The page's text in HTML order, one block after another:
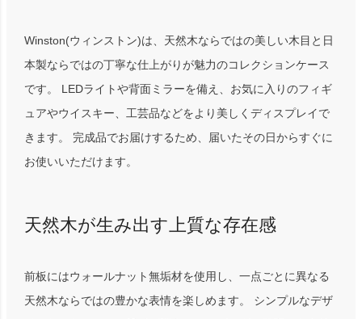
Winston(ウィンストン)は、天然木ならではの美しい木目と日
本製ならではの丁寧な仕上がりが魅力のコレクションケース
です。 LEDライトや背面ミラーを備え、お気に入りのフィギ
ュアやウイスキー、工芸品などをより美しくディスプレイで
きます。 完成品でお届けするため、届いたその日からすぐに
お使いいただけます。
天然木が生み出す上質な存在感
前板にはウォールナット無垢材を使用し、一点ごとに異なる
天然木ならではの豊かな表情を楽しめます。 シンプルなデザ